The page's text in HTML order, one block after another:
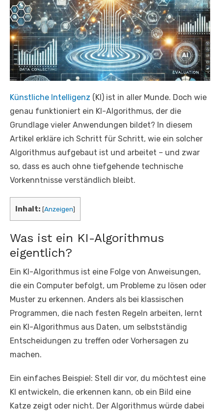
Künstliche Intelligenz (KI) ist in aller Munde. Doch wie
genau funktioniert ein KI-Algorithmus, der die
Grundlage vieler Anwendungen bildet? In diesem
Artikel erkläre ich Schritt für Schritt, wie ein solcher
Algorithmus aufgebaut ist und arbeitet – und zwar
so, dass es auch ohne tiefgehende technische
Vorkenntnisse verständlich bleibt.
Inhalt: [Anzeigen]
Was ist ein KI-Algorithmus
eigentlich?
Ein KI-Algorithmus ist eine Folge von Anweisungen,
die ein Computer befolgt, um Probleme zu lösen oder
Muster zu erkennen. Anders als bei klassischen
Programmen, die nach festen Regeln arbeiten, lernt
ein KI-Algorithmus aus Daten, um selbstständig
Entscheidungen zu treffen oder Vorhersagen zu
machen.
Ein einfaches Beispiel: Stell dir vor, du möchtest eine
KI entwickeln, die erkennen kann, ob ein Bild eine
Katze zeigt oder nicht. Der Algorithmus würde dabei